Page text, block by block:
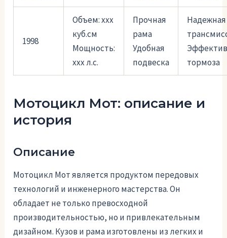
1998
Объем: ххх
куб.см
Мощность:
ххх л.с.
Прочная
рама
Удобная
подвеска
Надежная
тормоза
Мотоцикл Мот: описание и
история
Описание
Мотоцикл Мот является продуктом передовых
технологий и инженерного мастерства. Он
обладает не только превосходной
производительностью, но и привлекательным
дизайном. Кузов и рама изготовлены из легких и